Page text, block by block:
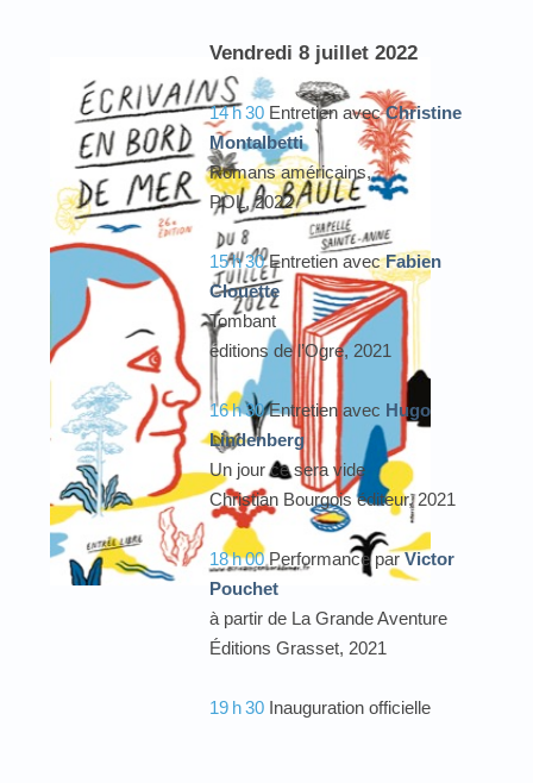
Vendredi 8 juillet 2022
14h30 Entretien avecChristine
Montalbetti
Romans américains,
POL, 2022
15h30Entretien avecFabien
Clouette
Tombant
éditions de l’Ogre, 2021
16h30Entretien avec Hugo
Lindenberg
Un jour ce sera vide
Christian Bourgois éditeur, 2021
18h00Performance parVictor
Pouchet
à partir de La Grande Aventure
Éditions Grasset, 2021
19 h30 Inauguration officielle